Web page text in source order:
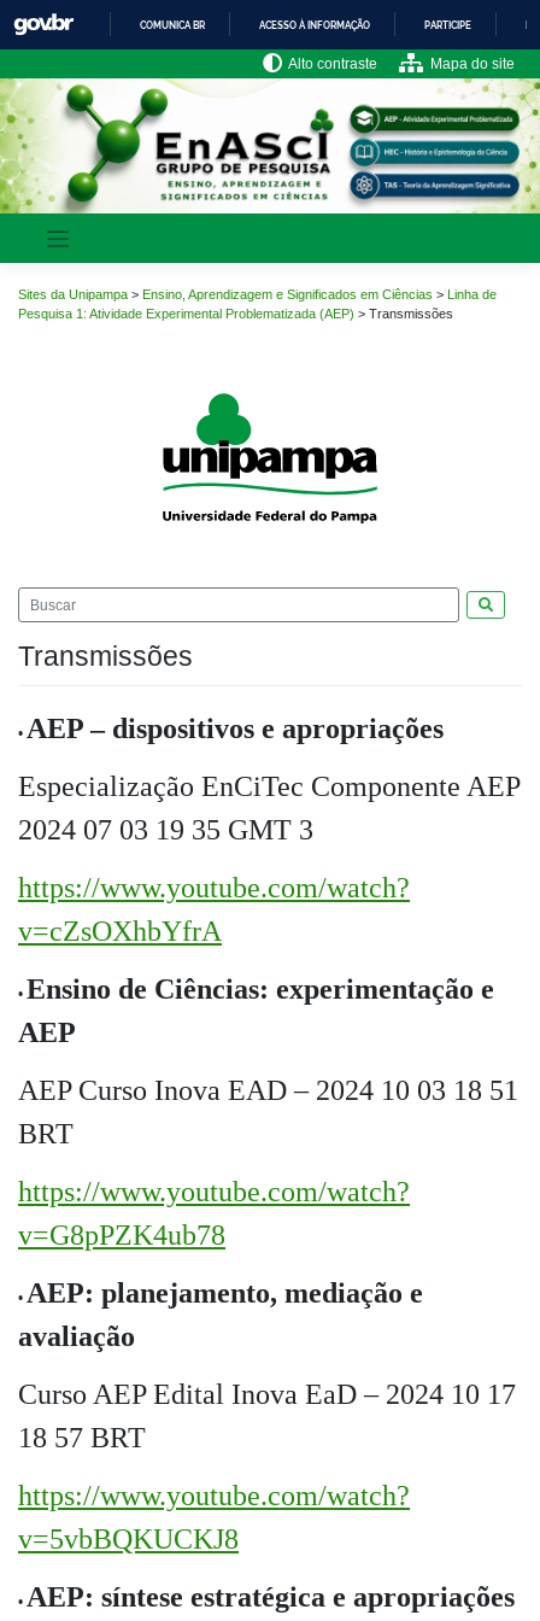
para
o
conteúdo
IR
PARA
O
COMUNICA BR ACESSO À INFORMAÇÃO PARTICIPE
Alto contraste Mapa do site
Sites da Unipampa > Ensino, Aprendizagem e Significados em Ciências > Linha de
Pesquisa 1: Atividade Experimental Problematizada (AEP) > Transmissões
Transmissões
• AEP – dispositivos e apropriações
Especialização EnCiTec Componente AEP
2024 07 03 19 35 GMT 3
https://www.youtube.com/watch?
v=cZsOXhbYfrA
• Ensino de Ciências: experimentação e
AEP
AEP Curso Inova EAD – 2024 10 03 18 51
BRT
https://www.youtube.com/watch?
v=G8pPZK4ub78
• AEP: planejamento, mediação e
avaliação
Curso AEP Edital Inova EaD – 2024 10 17
18 57 BRT
https://www.youtube.com/watch?
v=5vbBQKUCKJ8
• AEP: síntese estratégica e apropriações